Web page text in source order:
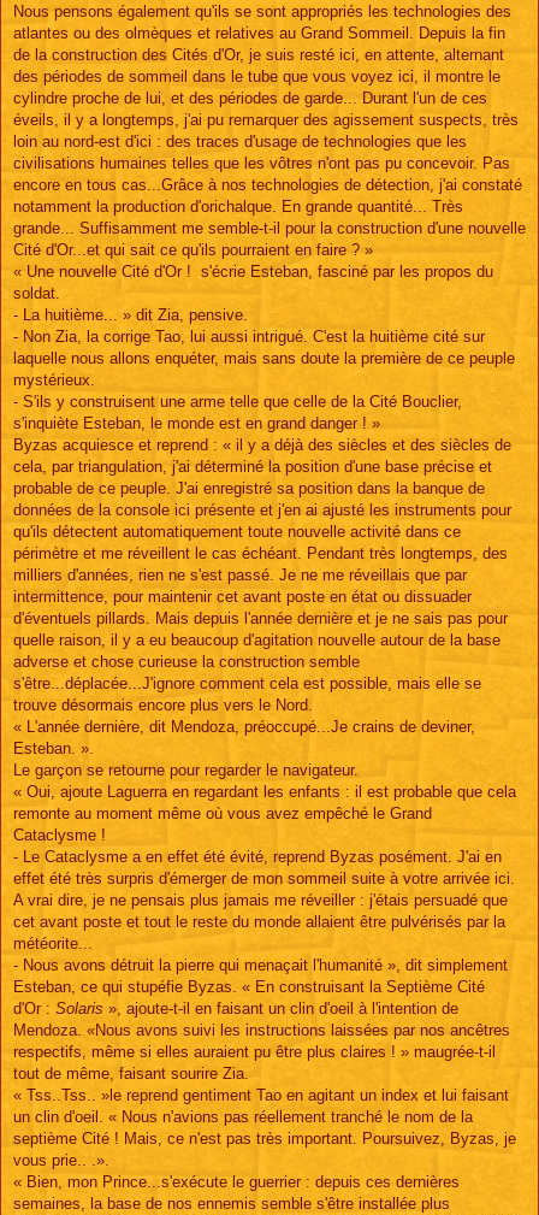
Nous pensons également qu'ils se sont appropriés les technologies des
atlantes ou des olmèques et relatives au Grand Sommeil. Depuis la fin
de la construction des Cités d'Or, je suis resté ici, en attente, alternant
des périodes de sommeil dans le tube que vous voyez ici, il montre le
cylindre proche de lui, et des périodes de garde... Durant l'un de ces
éveils, il y a longtemps, j'ai pu remarquer des agissement suspects, très
loin au nord-est d'ici : des traces d'usage de technologies que les
civilisations humaines telles que les vôtres n'ont pas pu concevoir. Pas
encore en tous cas...Grâce à nos technologies de détection, j'ai constaté
notamment la production d'orichalque. En grande quantité... Très
grande... Suffisamment me semble-t-il pour la construction d'une nouvelle
Cité d'Or...et qui sait ce qu'ils pourraient en faire ? »
« Une nouvelle Cité d'Or ! s'écrie Esteban, fasciné par les propos du
soldat.
- La huitième... » dit Zia, pensive.
- Non Zia, la corrige Tao, lui aussi intrigué. C'est la huitième cité sur
laquelle nous allons enquéter, mais sans doute la première de ce peuple
mystérieux.
- S'ils y construisent une arme telle que celle de la Cité Bouclier,
s'inquiète Esteban, le monde est en grand danger ! »
Byzas acquiesce et reprend : « il y a déjà des siècles et des siècles de
cela, par triangulation, j'ai déterminé la position d'une base précise et
probable de ce peuple. J'ai enregistré sa position dans la banque de
données de la console ici présente et j'en ai ajusté les instruments pour
qu'ils détectent automatiquement toute nouvelle activité dans ce
périmètre et me réveillent le cas échéant. Pendant très longtemps, des
milliers d'années, rien ne s'est passé. Je ne me réveillais que par
intermittence, pour maintenir cet avant poste en état ou dissuader
d'éventuels pillards. Mais depuis l'année dernière et je ne sais pas pour
quelle raison, il y a eu beaucoup d'agitation nouvelle autour de la base
adverse et chose curieuse la construction semble
s'être...déplacée...J'ignore comment cela est possible, mais elle se
trouve désormais encore plus vers le Nord.
« L'année dernière, dit Mendoza, préoccupé...Je crains de deviner,
Esteban. ».
Le garçon se retourne pour regarder le navigateur.
« Oui, ajoute Laguerra en regardant les enfants : il est probable que cela
remonte au moment même où vous avez empêché le Grand
Cataclysme !
- Le Cataclysme a en effet été évité, reprend Byzas posément. J'ai en
effet été très surpris d'émerger de mon sommeil suite à votre arrivée ici.
A vrai dire, je ne pensais plus jamais me réveiller : j'étais persuadé que
cet avant poste et tout le reste du monde allaient être pulvérisés par la
météorite...
- Nous avons détruit la pierre qui menaçait l'humanité », dit simplement
Esteban, ce qui stupéfie Byzas. « En construisant la Septième Cité
d'Or : Solaris », ajoute-t-il en faisant un clin d'oeil à l'intention de
Mendoza. «Nous avons suivi les instructions laissées par nos ancêtres
respectifs, même si elles auraient pu être plus claires ! » maugrée-t-il
tout de même, faisant sourire Zia.
« Tss..Tss.. »le reprend gentiment Tao en agitant un index et lui faisant
un clin d'oeil. « Nous n'avions pas réellement tranché le nom de la
septième Cité ! Mais, ce n'est pas très important. Poursuivez, Byzas, je
vous prie.. .».
« Bien, mon Prince...s'exécute le guerrier : depuis ces dernières
semaines, la base de nos ennemis semble s'être installée plus